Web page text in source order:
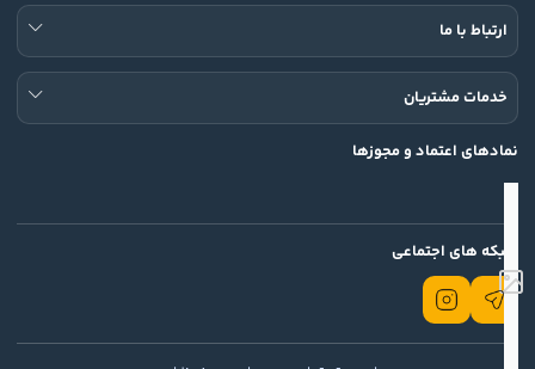
ارتباط با ما
خدمات مشتریان
نمادهای اعتماد و مجوزها
شبکه های اجتماعی